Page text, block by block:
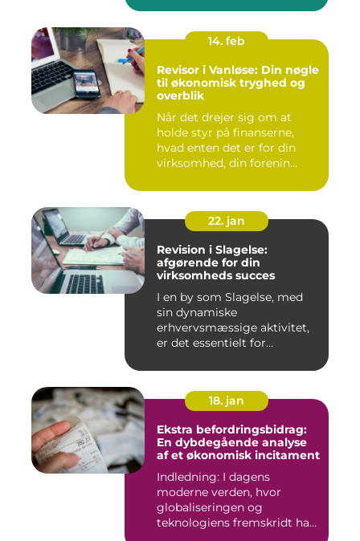
14. feb
Revisor i Vanløse: Din nøgle
til økonomisk tryghed og
overblik
Når det drejer sig om at
holde styr på finanserne,
hvad enten det er for din
virksomhed, din forenin...
22. jan
Revision i Slagelse:
afgørende for din
virksomheds succes
I en by som Slagelse, med
sin dynamiske
erhvervsmæssige aktivitet,
er det essentielt for
18. jan
Ekstra befordringsbidrag:
En dybdegående analyse
af et økonomisk incitament
Indledning: I dagens
moderne verden, hvor
globaliseringen og
teknologiens fremskridt har